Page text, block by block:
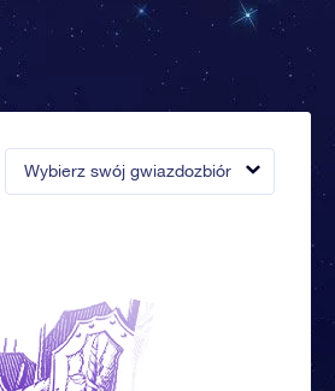
Wybierz swój gwiazdozbiór